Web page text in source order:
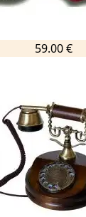
59.00 €